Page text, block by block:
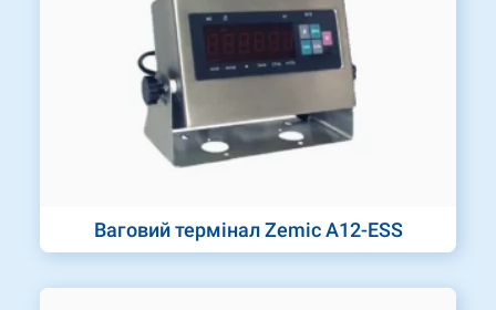
Ваговий термінал Zemic A12-ESS